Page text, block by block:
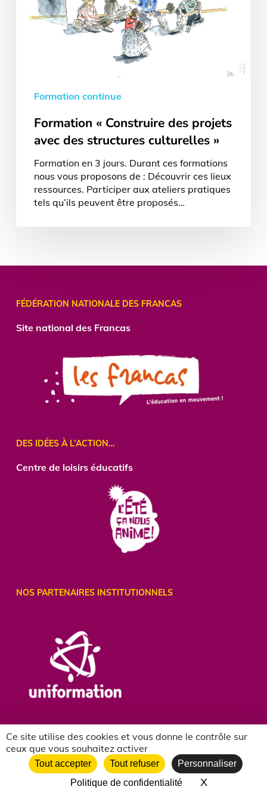
Ce site utilise des cookies et vous donne le contrôle sur
ceux que vous souhaitez activer
Tout accepter Tout refuser
Personnaliser
Politique de confidentialité
XMasquer le
culturelles »
Formation continue
Formation « Construire des projets
avec des structures culturelles »
Formation en 3 jours. Durant ces formations
nous vous proposons de : Découvrir ces lieux
ressources. Participer aux ateliers pratiques
tels qu’ils peuvent être proposés…
FÉDÉRATION NATIONALE DES FRANCAS
Site national des Francas
DES IDÉES À L’ACTION…
Centrede loisirs éducatifs
NOS PARTENAIRES INSTITUTIONNELS
NOS PARTENAIRES ASSOCIATIFS